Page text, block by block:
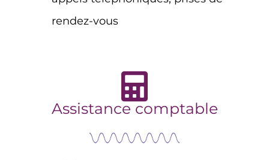
rendez-vous
Assistance comptable